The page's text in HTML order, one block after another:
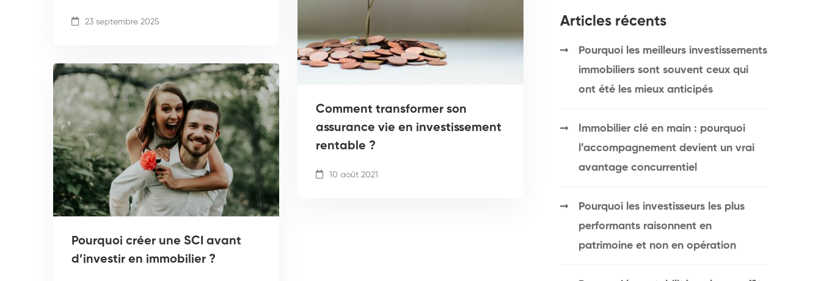
23 septembre 2025
Comment transformer son
assurance vie en investissement
rentable ?
10 août 2021
Pourquoi créer une SCI avant
d’investir en immobilier ?
Articles récents
Pourquoi les meilleurs investissements
immobiliers sont souvent ceux qui
ont été les mieux anticipés
Immobilier clé en main : pourquoi
l’accompagnement devient un vrai
avantage concurrentiel
Pourquoi les investisseurs les plus
performants raisonnent en
patrimoine et non en opération